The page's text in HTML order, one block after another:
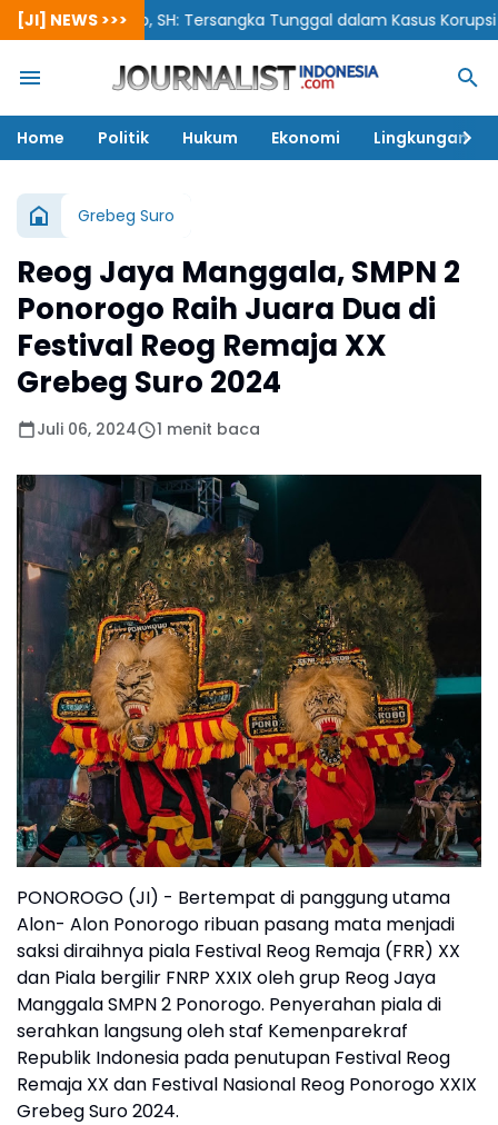
[JI] NEWS >>>
SH: Tersangka Tunggal dalam Kasus Korupsi Berpotensi
Home Politik Hukum Ekonomi Lingkungan
Grebeg Suro
Reog Jaya Manggala, SMPN 2
Ponorogo Raih Juara Dua di
Festival Reog Remaja XX
Grebeg Suro 2024
Juli 06, 2024 1 menit baca
PONOROGO (JI) - Bertempat di panggung utama
Alon- Alon Ponorogo ribuan pasang mata menjadi
saksi diraihnya piala Festival Reog Remaja (FRR) XX
dan Piala bergilir FNRP XXIX oleh grup Reog Jaya
Manggala SMPN 2 Ponorogo. Penyerahan piala di
serahkan langsung oleh staf Kemenparekraf
Republik Indonesia pada penutupan Festival Reog
Remaja XX dan Festival Nasional Reog Ponorogo XXIX
Grebeg Suro 2024.